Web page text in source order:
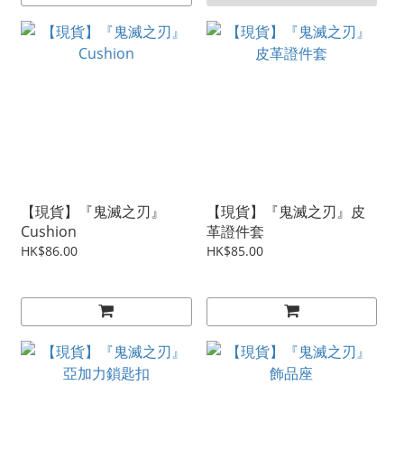
【現貨】『鬼滅之刃』
Cushion
HK$86.00
【現貨】『鬼滅之刃』皮
革證件套
HK$85.00